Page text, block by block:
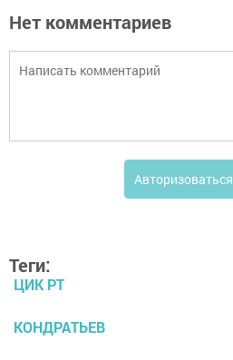
Нет комментариев
Авторизоваться
Теги:
ЦИК РТ
КОНДРАТЬЕВ